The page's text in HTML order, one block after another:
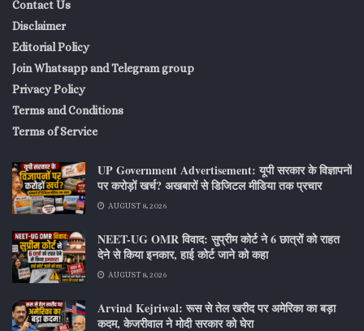
Contact Us
Disclaimer
Editorial Policy
Join Whatsapp and Telegram group
Privacy Policy
Terms and Conditions
Terms of Service
UP Government Advertisement: यूपी सरकार के विज्ञापनों
पर करोड़ों खर्च? अखबारों से डिजिटल मीडिया तक प्रचार
AUGUST 8, 2026
NEET-UG OMR विवाद: सुप्रीम कोर्ट ने 6 छात्रों को राहत
देने से किया इनकार, हाई कोर्ट जाने को कहा
AUGUST 8, 2026
Arvind Kejriwal: रूस से तेल खरीद पर अमेरिका का बड़ा
कदम, केजरीवाल ने मोदी सरकार को घेरा